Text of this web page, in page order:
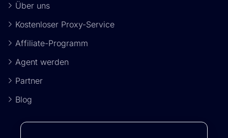
Über uns
Kostenloser Proxy-Service
Affiliate-Programm
Agent werden
Partner
Blog